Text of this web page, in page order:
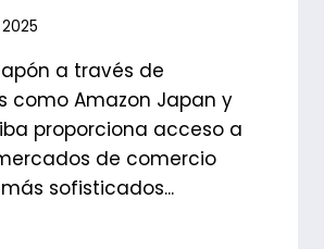
a través de
como Amazon Japan y
proporciona acceso a
de comercio
sofisticados...